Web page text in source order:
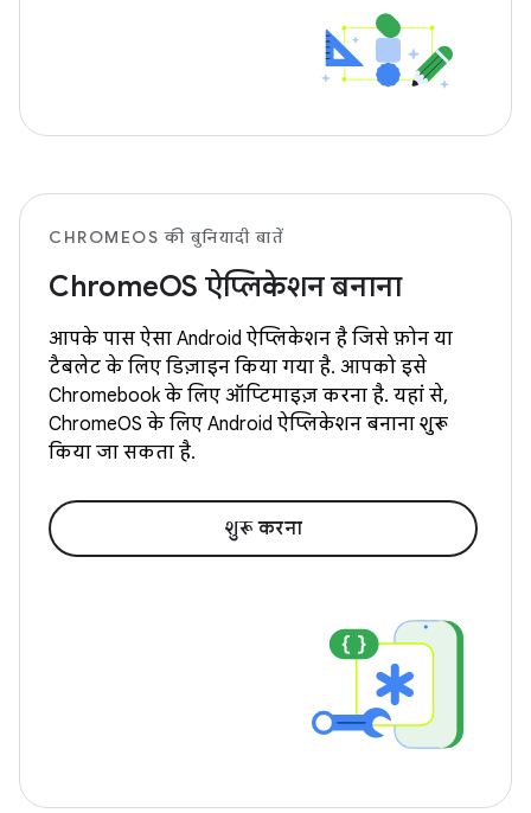
CHROMEOS की बुनियादी बातें
ChromeOS ऐप्लिकेशन बनाना
आपके पास ऐसा Android ऐप्लिकेशन है जिसे फ़ोन या
टैबलेट के लिए डिज़ाइन किया गया है. आपको इसे
Chromebook के लिए ऑप्टिमाइज़ करना है. यहां से,
ChromeOS के लिए Android ऐप्लिकेशन बनाना शुरू
किया जा सकता है.
शुरू करना